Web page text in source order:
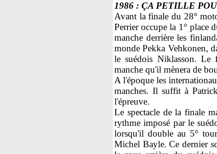
1986 : ÇA PETILLE
Avant la finale du 28°
Perrier occupe la 1° place
manche derrière les
monde Pekka Vehkonen,
le suédois Niklasson. Le
manche qu'il mènera de
A l'époque les
manches. Il suffit à
l'épreuve.
Le spectacle de la finale
rythme imposé par le
lorsqu'il double au 5°
Michel Bayle. Ce dernier